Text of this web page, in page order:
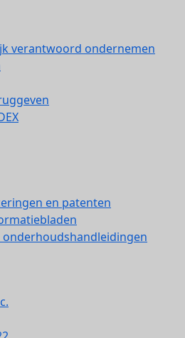
verantwoord ondernemen
en patenten
onderhoudshandleidingen